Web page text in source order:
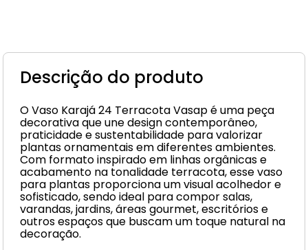
Descrição do produto
O Vaso Karajá 24 Terracota Vasap é uma peça
decorativa que une design contemporâneo,
praticidade e sustentabilidade para valorizar
plantas ornamentais em diferentes ambientes.
Com formato inspirado em linhas orgânicas e
acabamento na tonalidade terracota, esse vaso
para plantas proporciona um visual acolhedor e
sofisticado, sendo ideal para compor salas,
varandas, jardins, áreas gourmet, escritórios e
outros espaços que buscam um toque natural na
decoração.